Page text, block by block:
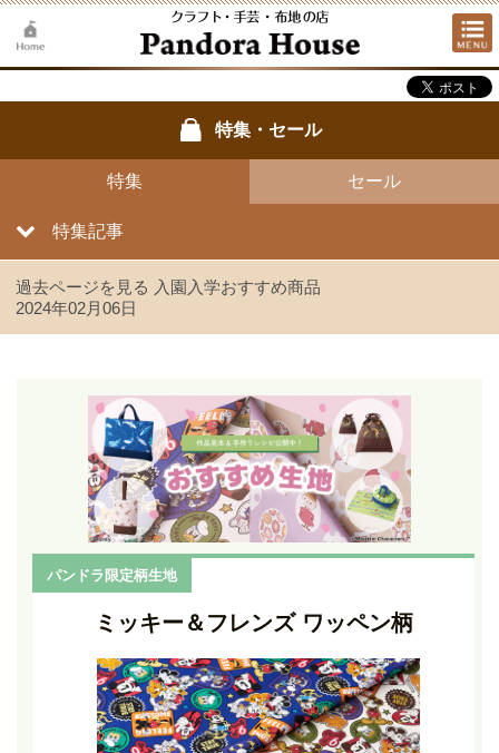
特集・セール
特集 セール
特集記事
過去ページを見る 入園入学おすすめ商品
2024年02月06日
パンドラ限定柄生地
ミッキー＆フレンズ ワッペン柄